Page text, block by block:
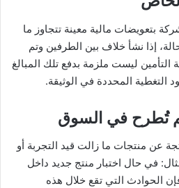
بتعويضات مالية معينة تتجاوز ما
إذا نشأ خلاف بين الطرفين وتم
التأمين ليست ملزمة بدفع تلك المبالغ
التغطية المحددة في الوثيقة.
عن منتجات ما زالت قيد التجربة أو
في حال اختبار منتج جديد داخل
الحوادث التي تقع خلال هذه